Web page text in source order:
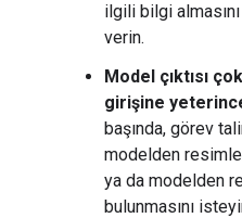
ilgili bilgi
verin.
Model çıktısı
girişine
başında, görev
modelden
ya da modelden
bulunmasını